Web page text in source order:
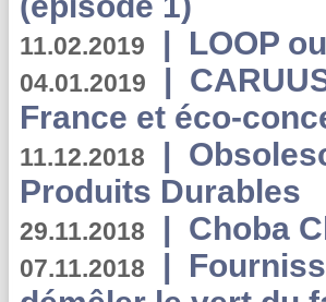
11.02.2019 | LOOP
04.01.2019 |
France et éco-
11.12.2018 |
Produits Durables
29.11.2018 | Choba
07.11.2018 |